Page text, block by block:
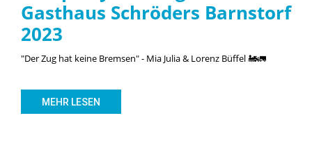
Gasthaus Schröders Barnstorf
2023
"Der Zug hat keine Bremsen" - Mia Julia & Lorenz Büffel 🚂🚛
MEHR LESEN